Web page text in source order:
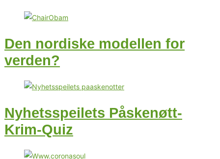
Den nordiske modellen for
verden?
Nyhetsspeilets Påskenøtt-
Krim-Quiz